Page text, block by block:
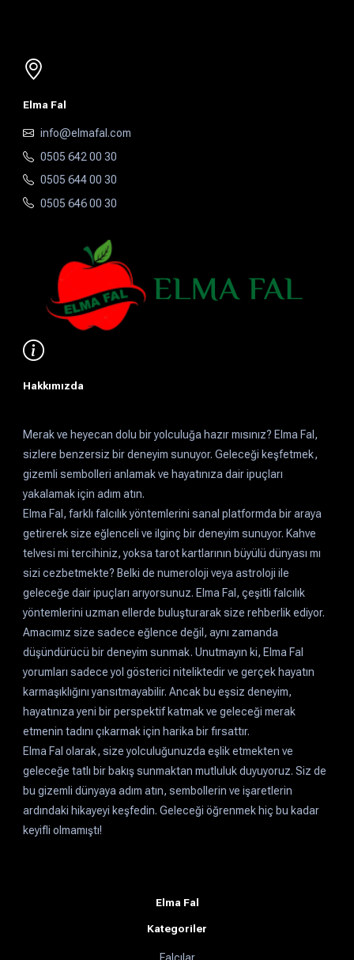
Elma Fal
info@elmafal.com
0505 642 00 30
0505 644 00 30
0505 646 00 30
Hakkımızda
Merak ve heyecan dolu bir yolculuğa hazır mısınız? Elma Fal,
sizlere benzersiz bir deneyim sunuyor. Geleceği keşfetmek,
gizemli sembolleri anlamak ve hayatınıza dair ipuçları
yakalamak için adım atın.
Elma Fal, farklı falcılık yöntemlerini sanal platformda bir araya
getirerek size eğlenceli ve ilginç bir deneyim sunuyor. Kahve
telvesi mi tercihiniz, yoksa tarot kartlarının büyülü dünyası mı
sizi cezbetmekte? Belki de numeroloji veya astroloji ile
geleceğe dair ipuçları arıyorsunuz. Elma Fal, çeşitli falcılık
yöntemlerini uzman ellerde buluşturarak size rehberlik ediyor.
Amacımız size sadece eğlence değil, aynı zamanda
düşündürücü bir deneyim sunmak. Unutmayın ki, Elma Fal
yorumları sadece yol gösterici niteliktedir ve gerçek hayatın
karmaşıklığını yansıtmayabilir. Ancak bu eşsiz deneyim,
hayatınıza yeni bir perspektif katmak ve geleceği merak
etmenin tadını çıkarmak için harika bir fırsattır.
Elma Fal olarak, size yolculuğunuzda eşlik etmekten ve
geleceğe tatlı bir bakış sunmaktan mutluluk duyuyoruz. Siz de
bu gizemli dünyaya adım atın, sembollerin ve işaretlerin
ardındaki hikayeyi keşfedin. Geleceği öğrenmek hiç bu kadar
keyifli olmamıştı!
Elma Fal
Kategoriler